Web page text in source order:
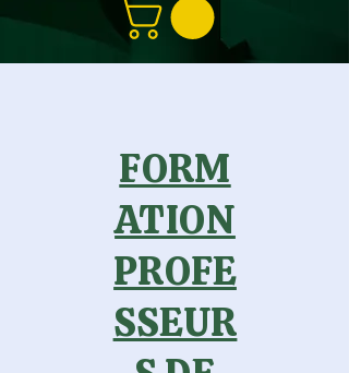
FORM
ATION
PROFE
SSEUR